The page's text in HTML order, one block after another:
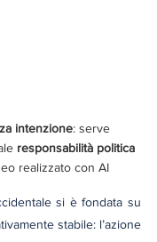
intenzione: serve
responsabilità politica
realizzato con AI
si è fondata su
stabile: l’azione